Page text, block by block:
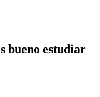
bueno estudiar